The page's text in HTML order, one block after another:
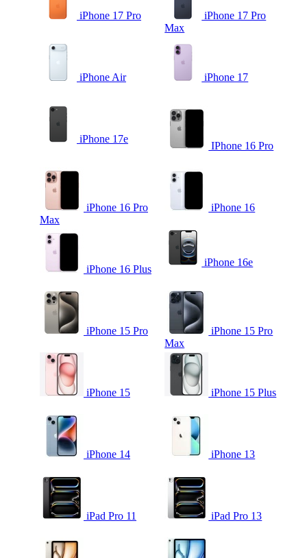
iPhone 17 Pro
iPhone 17 Pro
Max
iPhone Air iPhone 17
iPhone 17e
IPhone 16 Pro
iPhone 16 Pro
Max
iPhone 16
iPhone 16 Plus
iPhone 16e
iPhone 15 Pro
iPhone 15 Pro
Max
iPhone 15 iPhone 15 Plus
iPhone 14 iPhone 13
iPad Pro 11 iPad Pro 13